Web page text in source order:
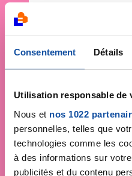
Consentement Détails
Utilisation responsable de
Nous et nos 1022
personnelles, telles que
technologies comme les
à des informations sur
publicités et du contenu